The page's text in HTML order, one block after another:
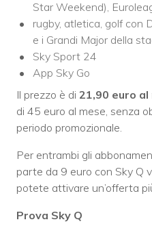
Star Weekend),
rugby, atletica, golf con
e i Grandi Major della
Sky Sport 24
App Sky Go
Il prezzo è di 21,90 euro al
di 45 euro al mese, senza
periodo promozionale.
Per entrambi gli
parte da 9 euro con Sky Q
potete attivare un’offerta
Prova Sky Q